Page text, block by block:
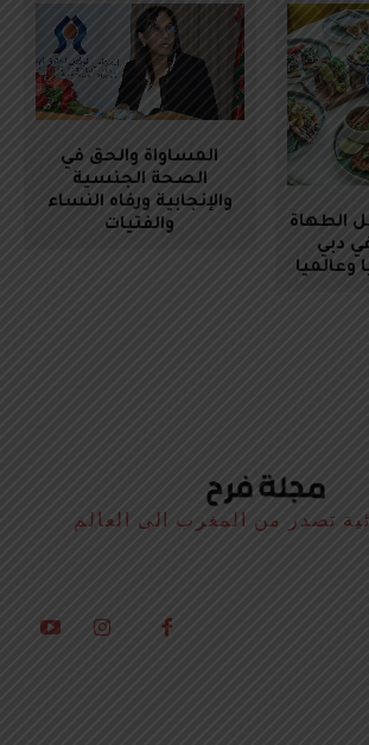
المساواة والحق في
الصحة الجنسية
والإنجابية ورفاه النساء
والفتيات
الطهاة
دبي
وعالميا
تصدر من المغرب الى العالم